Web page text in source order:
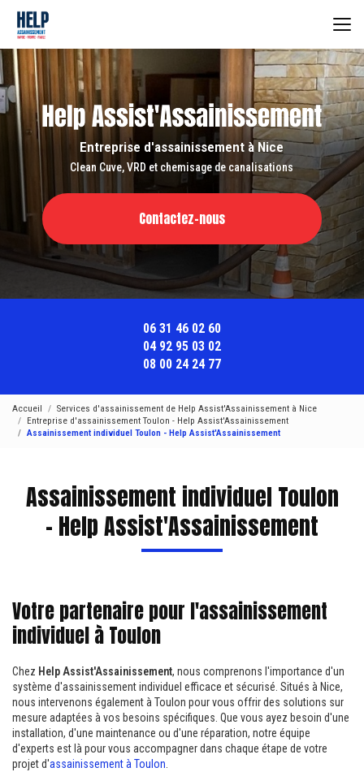
contenu
principal
Entreprise d'assainissement à Nice
Clean Cuve, VRD et chemisage de canalisations
Contactez-nous
06 31 46 02 60
04 92 95 03 02
08 00 24 24 77
Accueil
Services d'assainissement de Help Assist'Assainissement à Nice
Entreprise d'assainissement Toulon - Help Assist'Assainissement
Assainissement individuel Toulon - Help Assist'Assainissement
Assainissement individuel Toulon
- Help Assist'Assainissement
Votre partenaire pour l'assainissement
individuel à Toulon
Chez Help Assist'Assainissement, nous comprenons l'importance d'un
système d'assainissement individuel efficace et sécurisé. Situés à Nice,
nous intervenons également à Toulon pour vous offrir des solutions sur
mesure adaptées à vos besoins spécifiques. Que vous ayez besoin d'une
installation, d'une maintenance ou d'une réparation, notre équipe
d'experts est là pour vous accompagner dans chaque étape de votre
projet d'assainissement à Toulon